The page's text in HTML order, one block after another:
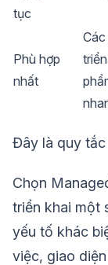
tục
Phù hợp
nhất
Đây là quy
Chọn
triển khai một
yếu tố khác
việc, giao